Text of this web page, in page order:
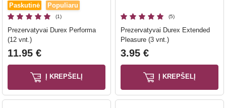
Paskutinė Populiaru
(1)
Prezervatyvai Durex Performa
(12 vnt.)
11.95 €
Į KREPŠELĮ
(5)
Prezervatyvai Durex Extended
Pleasure (3 vnt.)
3.95 €
Į KREPŠELĮ